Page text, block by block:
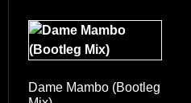
Dame Mambo (Bootleg